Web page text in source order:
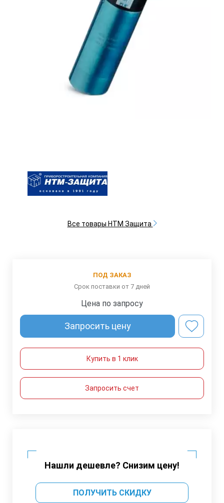
Все товары НТМ Защита
ПОД ЗАКАЗ
Срок поставки от 7 дней
Цена по запросу
Запросить цену
Купить в 1 клик
Запросить счет
Нашли дешевле? Снизим цену!
ПОЛУЧИТЬ СКИДКУ